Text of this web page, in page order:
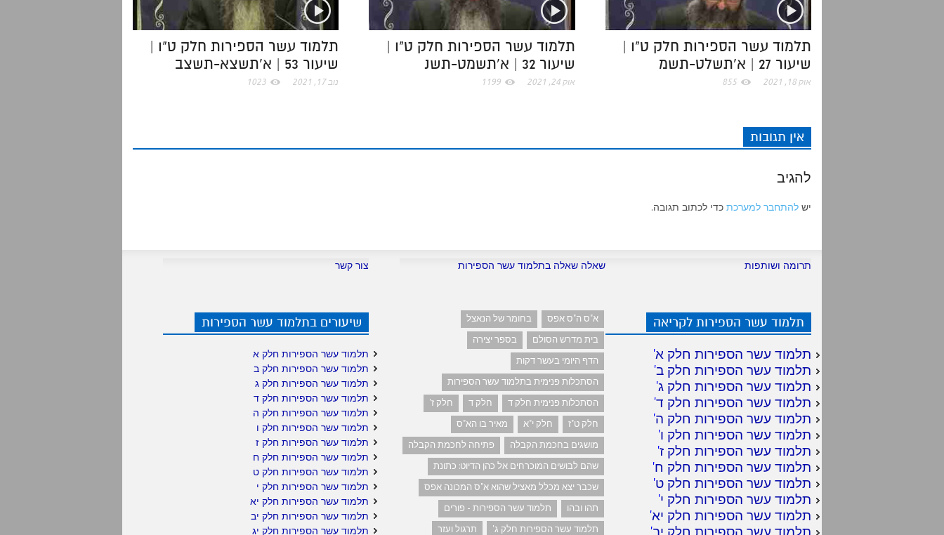
k
n
.
c
תלמוד עשר הספירות חלק ט"ו |
שיעור 53 | א'תשצא-תשצב
נוב 17, 2021 1023
תלמוד עשר הספירות חלק ט"ו |
שיעור 32 | א'תשמט-תשנ
אוק 24, 2021 1199
תלמוד עשר הספירות חלק ט"ו |
שיעור 27 | א'תשלט-תשמ
אוק 18, 2021 855
אין תגובות
להגיב
יש להתחבר למערכת כדי לכתוב תגובה.
תרומה ושותפות
תלמוד עשר הספירות לקריאה
תלמוד עשר הספירות חלק א'
תלמוד עשר הספירות חלק ב'
תלמוד עשר הספירות חלק ג'
תלמוד עשר הספירות חלק ד'
תלמוד עשר הספירות חלק ה'
תלמוד עשר הספירות חלק ו'
תלמוד עשר הספירות חלק ז'
תלמוד עשר הספירות חלק ח'
תלמוד עשר הספירות חלק ט'
תלמוד עשר הספירות חלק י'
תלמוד עשר הספירות חלק יא'
תלמוד עשר הספירות חלק יב'
שאלה שאלה בתלמוד עשר הספירות
א"ס ה"ס אפס
בחומר של הנאצל
בית מדרש הסולם
בספר יצירה
הדף היומי בעשר דקות
הסתכלות פנימית בתלמוד עשר הספירות
הסתכלות פנימית חלק ד
חלק ד
חלק ז'
חלק ט"ז
חלק י"א
מאיר בו הא"ס
מושגים בחכמת הקבלה
פתיחה לחכמת הקבלה
שהם לבושים המוכרחים אל כהן הדיוט: כתונת
שכבר יצא מכלל מאציל שהוא א"ס המכונה אפס
תהו ובהו
תלמוד עשר הספירות - פורים
תלמוד עשר הספירות חלק ג'
תרגול ועזר
צור קשר
שיעורים בתלמוד עשר הספירות
תלמוד עשר הספירות חלק א
תלמוד עשר הספירות חלק ב
תלמוד עשר הספירות חלק ג
תלמוד עשר הספירות חלק ד
תלמוד עשר הספירות חלק ה
תלמוד עשר הספירות חלק ו
תלמוד עשר הספירות חלק ז
תלמוד עשר הספירות חלק ח
תלמוד עשר הספירות חלק ט
תלמוד עשר הספירות חלק י
תלמוד עשר הספירות חלק יא
תלמוד עשר הספירות חלק יב
תלמוד עשר הספירות חלק יג